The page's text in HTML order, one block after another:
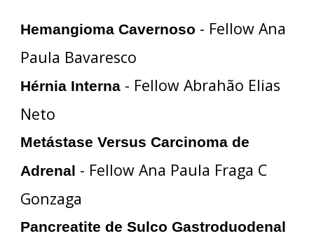
Hemangioma Cavernoso - Fellow Ana
Paula Bavaresco
Hérnia Interna - Fellow Abrahão Elias
Neto
Metástase Versus Carcinoma de
Adrenal - Fellow Ana Paula Fraga C
Gonzaga
Pancreatite de Sulco Gastroduodenal